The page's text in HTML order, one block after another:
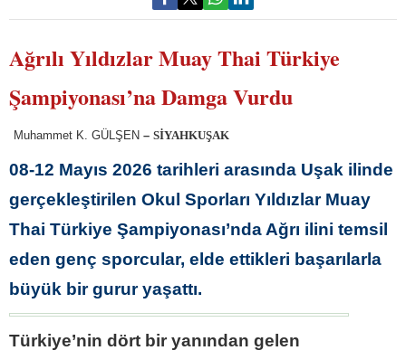
Ağrılı Yıldızlar Muay Thai Türkiye
Şampiyonası’na Damga Vurdu
Muhammet K. GÜLŞEN – SİYAHKUŞAK
08-12 Mayıs 2026 tarihleri arasında Uşak ilinde
gerçekleştirilen Okul Sporları Yıldızlar Muay
Thai Türkiye Şampiyonası’nda Ağrı ilini temsil
eden genç sporcular, elde ettikleri başarılarla
büyük bir gurur yaşattı.
Türkiye’nin dört bir yanından gelen